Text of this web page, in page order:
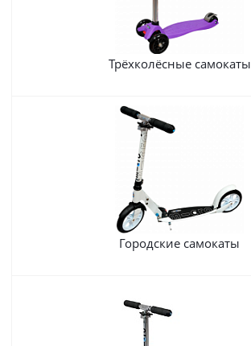
Трёхколёсные самокаты
Городские самокаты